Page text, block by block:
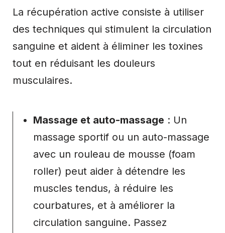
La récupération active consiste à utiliser
des techniques qui stimulent la circulation
sanguine et aident à éliminer les toxines
tout en réduisant les douleurs
musculaires.
Massage et auto-massage : Un
massage sportif ou un auto-massage
avec un rouleau de mousse (foam
roller) peut aider à détendre les
muscles tendus, à réduire les
courbatures, et à améliorer la
circulation sanguine. Passez